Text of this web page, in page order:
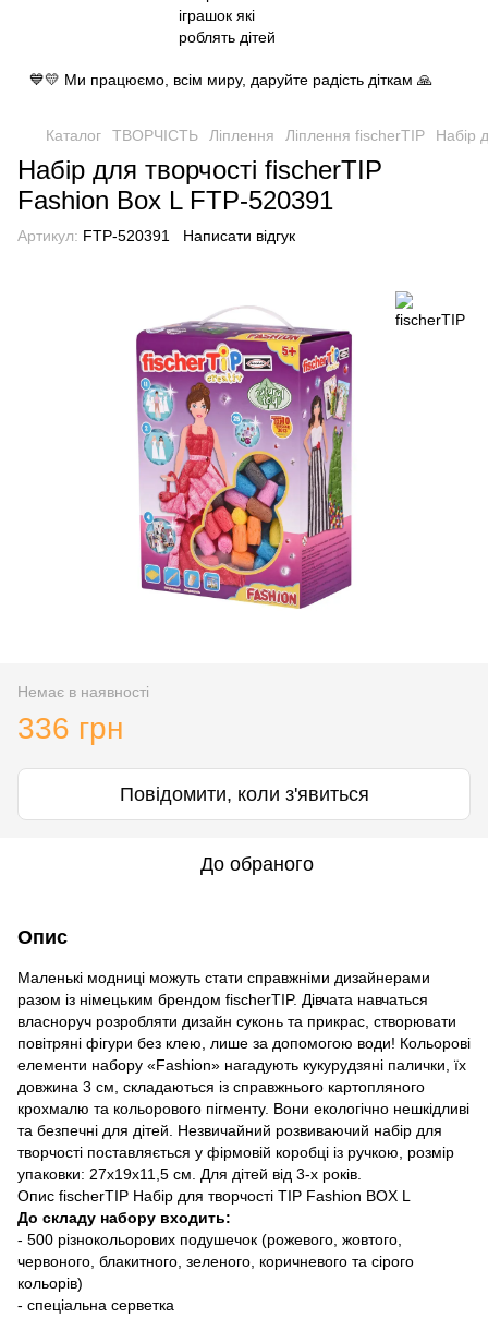
💙💛 Ми працюємо, всім миру, даруйте радість діткам 🙏
Каталог ТВОРЧІСТЬ Ліплення Ліплення fischerTIP Набір
Набір для творчості fischerTIP
Fashion Box L FTP-520391
Артикул: FTP-520391 Написати відгук
Немає в наявності
336 грн
Повідомити, коли з'явиться
До обраного
Опис
Маленькі модниці можуть стати справжніми дизайнерами
разом із німецьким брендом fischerTIP. Дівчата навчаться
власноруч розробляти дизайн суконь та прикрас, створювати
повітряні фігури без клею, лише за допомогою води! Кольорові
елементи набору «Fashion» нагадують кукурудзяні палички, їх
довжина 3 см, складаються із справжнього картопляного
крохмалю та кольорового пігменту. Вони екологічно нешкідливі
та безпечні для дітей. Незвичайний розвиваючий набір для
творчості поставляється у фірмовій коробці із ручкою, розмір
упаковки: 27х19х11,5 см. Для дітей від 3-х років.
Опис fischerTIP Набір для творчості TIP Fashion BOX L
До складу набору входить:
- 500 різнокольорових подушечок (рожевого, жовтого,
червоного, блакитного, зеленого, коричневого та сірого
кольорів)
- спеціальна серветка